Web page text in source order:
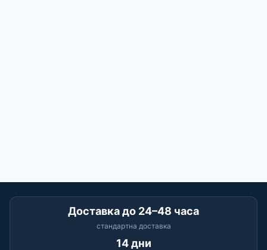
Доставка до 24–48 часа
стандартна доставка
14 дни